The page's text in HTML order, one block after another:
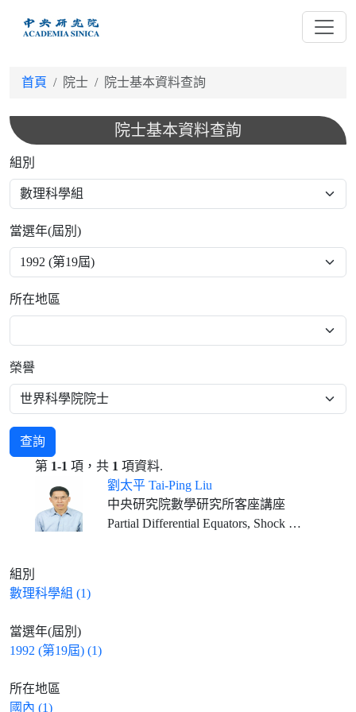
首頁 院士 院士基本資料查詢
院士基本資料查詢
組別
當選年(屆別)
所在地區
榮譽
查詢
第 1-1 項，共 1 項資料.
劉太平 Tai-Ping Liu
中央研究院數學研究所客座講座
Partial Differential Equators, Shock Wave Theory, Kinetic Theory
組別
數理科學組 (1)
當選年(屆別)
1992 (第19屆) (1)
所在地區
國內 (1)